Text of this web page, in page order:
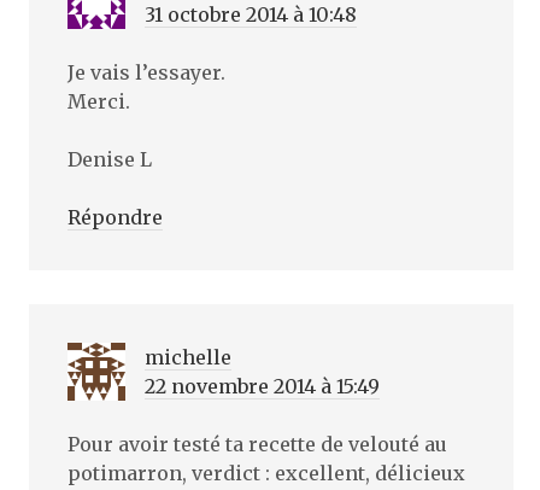
31 octobre 2014 à 10:48
Je vais l’essayer.
Merci.
Denise L
Répondre
michelle
22 novembre 2014 à 15:49
Pour avoir testé ta recette de velouté au
potimarron, verdict : excellent, délicieux